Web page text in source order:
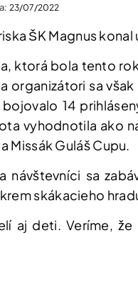
23/07/2022
ŠK Magnus konal
ktorá bola tento
sa
14
vyhodnotila ako
Missák Guláš Cupu.
návštevníci sa
skákacieho
aj deti. Veríme,